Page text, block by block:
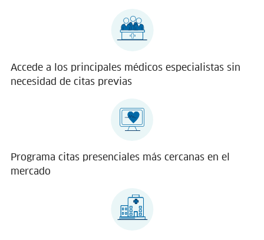
Accede a los principales médicos especialistas sin
necesidad de citas previas
Programa citas presenciales más cercanas en el
mercado